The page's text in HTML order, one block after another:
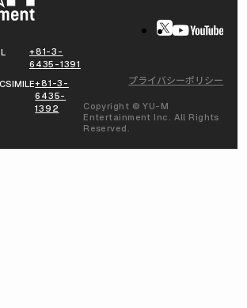
+81-3-
6435-1391
+81-3-
6435-
1392
プライバシーポリシー
Copyright © YU-M
Entertainment Inc. All Rights
Reserved.